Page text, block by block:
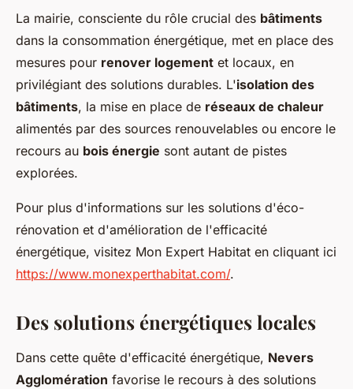
La mairie, consciente du rôle crucial des bâtiments
dans la consommation énergétique, met en place des
mesures pour renover logement et locaux, en
privilégiant des solutions durables. L'isolation des
bâtiments, la mise en place de réseaux de chaleur
alimentés par des sources renouvelables ou encore le
recours au bois énergie sont autant de pistes
explorées.
Pour plus d'informations sur les solutions d'éco-
rénovation et d'amélioration de l'efficacité
énergétique, visitez Mon Expert Habitat en cliquant ici
https://www.monexperthabitat.com/.
Des solutions énergétiques locales
Dans cette quête d'efficacité énergétique, Nevers
Agglomération favorise le recours à des solutions